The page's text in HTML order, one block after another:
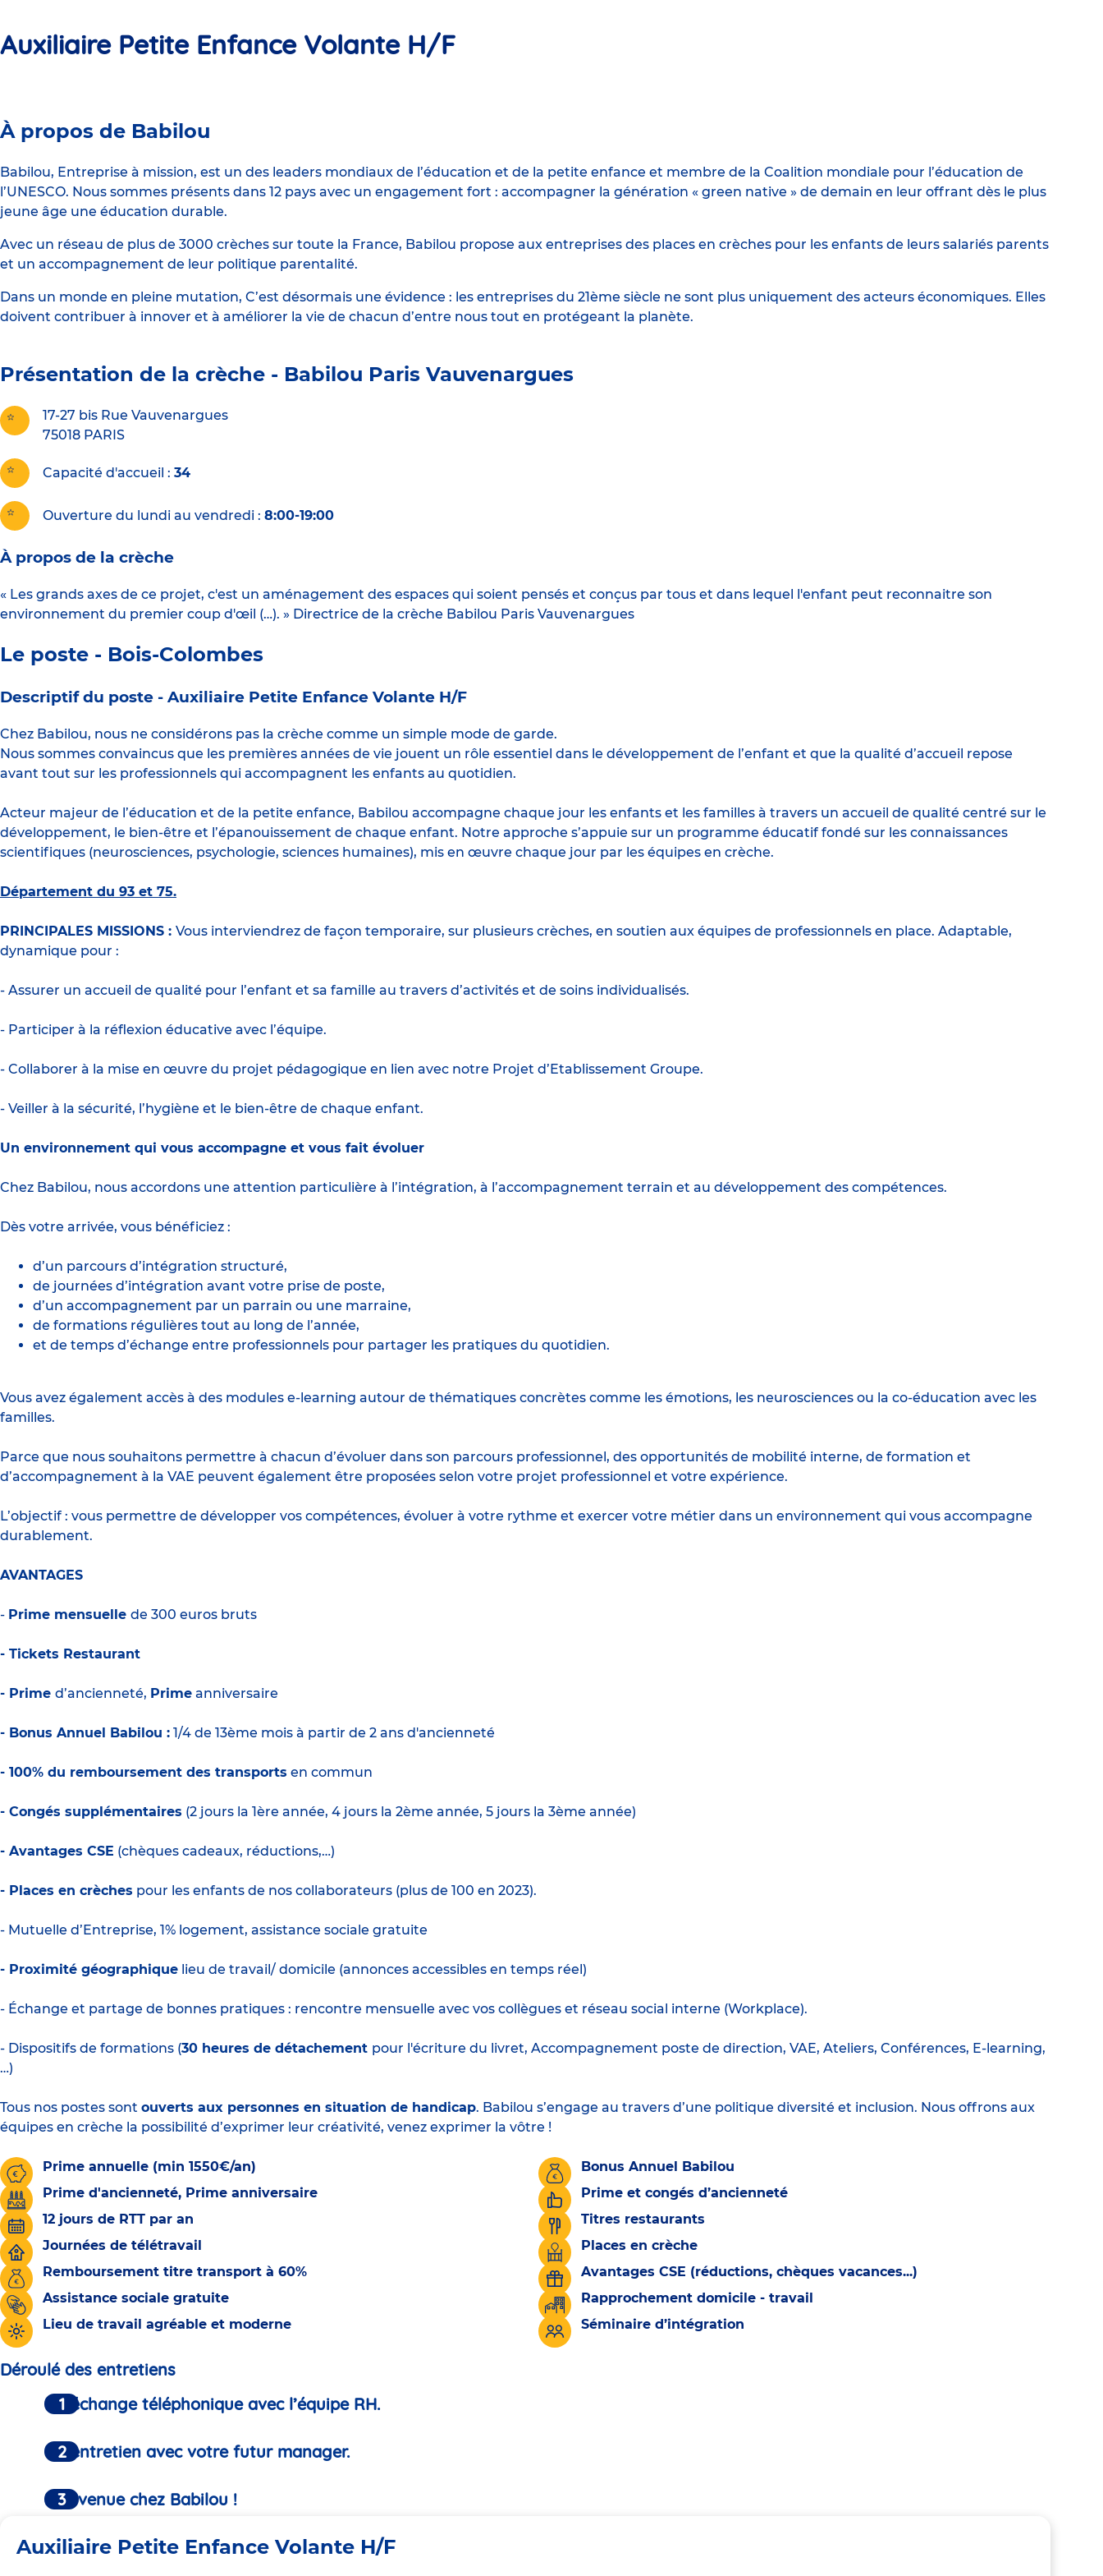
Auxiliaire Petite Enfance Volante H/F
Babilou
Paris
Vauvenargues
À propos de Babilou
Babilou, Entreprise à mission, est un des leaders mondiaux de l’éducation et de la petite enfance et membre de la Coalition mondiale pour l’éducation de
l’UNESCO. Nous sommes présents dans 12 pays avec un engagement fort : accompagner la génération « green native » de demain en leur offrant dès le plus
jeune âge une éducation durable.
Avec un réseau de plus de 3000 crèches sur toute la France, Babilou propose aux entreprises des places en crèches pour les enfants de leurs salariés parents
et un accompagnement de leur politique parentalité.
Dans un monde en pleine mutation, C’est désormais une évidence : les entreprises du 21ème siècle ne sont plus uniquement des acteurs économiques. Elles
doivent contribuer à innover et à améliorer la vie de chacun d’entre nous tout en protégeant la planète.
Présentation de la crèche - Babilou Paris Vauvenargues
17-27 bis Rue Vauvenargues
75018 PARIS
Capacité d'accueil 34
Ouverture du lundi au vendredi : 8:00-19:00
À propos de la crèche
« Les grands axes de ce projet, c'est un aménagement des espaces qui soient pensés et conçus par tous et dans lequel l'enfant peut reconnaitre son
environnement du premier coup d'œil (…). » Directrice de la crèche Babilou Paris Vauvenargues
Le poste - Bois-Colombes
Descriptif du poste - Auxiliaire Petite Enfance Volante H/F
Chez Babilou, nous ne considérons pas la crèche comme un simple mode de garde.
Nous sommes convaincus que les premières années de vie jouent un rôle essentiel dans le développement de l’enfant et que la qualité d’accueil repose
avant tout sur les professionnels qui accompagnent les enfants au quotidien.
Acteur majeur de l’éducation et de la petite enfance, Babilou accompagne chaque jour les enfants et les familles à travers un accueil de qualité centré sur le
développement, le bien-être et l’épanouissement de chaque enfant. Notre approche s’appuie sur un programme éducatif fondé sur les connaissances
scientifiques (neurosciences, psychologie, sciences humaines), mis en œuvre chaque jour par les équipes en crèche.
Département du 93 et 75.
PRINCIPALES MISSIONS : Vous interviendrez de façon temporaire, sur plusieurs crèches, en soutien aux équipes de professionnels en place. Adaptable,
dynamique pour :
- Assurer un accueil de qualité pour l’enfant et sa famille au travers d’activités et de soins individualisés.
- Participer à la réflexion éducative avec l’équipe.
- Collaborer à la mise en œuvre du projet pédagogique en lien avec notre Projet d’Etablissement Groupe.
- Veiller à la sécurité, l’hygiène et le bien-être de chaque enfant.
Un environnement qui vous accompagne et vous fait évoluer
Chez Babilou, nous accordons une attention particulière à l’intégration, à l’accompagnement terrain et au développement des compétences.
Dès votre arrivée, vous bénéficiez :
d’un parcours d’intégration structuré,
de journées d’intégration avant votre prise de poste,
d’un accompagnement par un parrain ou une marraine,
de formations régulières tout au long de l’année,
et de temps d’échange entre professionnels pour partager les pratiques du quotidien.
Vous avez également accès à des modules e-learning autour de thématiques concrètes comme les émotions, les neurosciences ou la co-éducation avec les
familles.
Parce que nous souhaitons permettre à chacun d’évoluer dans son parcours professionnel, des opportunités de mobilité interne, de formation et
d’accompagnement à la VAE peuvent également être proposées selon votre projet professionnel et votre expérience.
L’objectif : vous permettre de développer vos compétences, évoluer à votre rythme et exercer votre métier dans un environnement qui vous accompagne
durablement.
AVANTAGES
- Prime mensuelle de 300 euros bruts
- Tickets Restaurant
- Prime d’ancienneté, Prime anniversaire
- Bonus Annuel Babilou : 1/4 de 13ème mois à partir de 2 ans d'ancienneté
- 100% du remboursement des transports en commun
- Congés supplémentaires (2 jours la 1ère année, 4 jours la 2ème année, 5 jours la 3ème année)
- Avantages CSE (chèques cadeaux, réductions,…)
- Places en crèches pour les enfants de nos collaborateurs (plus de 100 en 2023).
- Mutuelle d’Entreprise, 1% logement, assistance sociale gratuite
- Proximité géographique lieu de travail/ domicile (annonces accessibles en temps réel)
- Échange et partage de bonnes pratiques : rencontre mensuelle avec vos collègues et réseau social interne (Workplace).
- Dispositifs de formations (30 heures de détachement pour l'écriture du livret, Accompagnement poste de direction, VAE, Ateliers, Conférences, E-learning,
…)
Tous nos postes sont ouverts aux personnes en situation de handicap. Babilou s’engage au travers d’une politique diversité et inclusion. Nous offrons aux
équipes en crèche la possibilité d’exprimer leur créativité, venez exprimer la vôtre !
Prime annuelle (min 1550€/an)
Bonus Annuel Babilou
Prime d'ancienneté, Prime anniversaire
Prime et congés d’ancienneté
12 jours de RTT par an
Titres restaurants
Journées de télétravail
Places en crèche
Remboursement titre transport à 60%
Avantages CSE (réductions, chèques vacances...)
Assistance sociale gratuite
Rapprochement domicile - travail
Lieu de travail agréable et moderne
Séminaire d’intégration
Déroulé des entretiens
Un échange téléphonique avec l’équipe RH.
Un entretien avec votre futur manager.
Bienvenue chez Babilou !
Auxiliaire Petite Enfance Volante H/F